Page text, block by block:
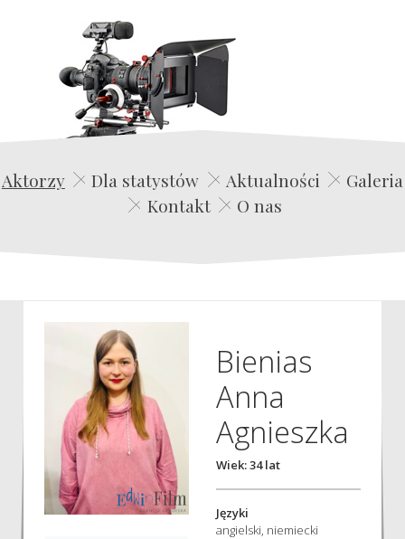
Edwin Film Agencja Aktorska
Aktorzy Dla statystów Aktualności
Galeria
Kontakt
O nas
Bienias
Anna
Agnieszka
Wiek: 34 lat
Języki
angielski, niemiecki